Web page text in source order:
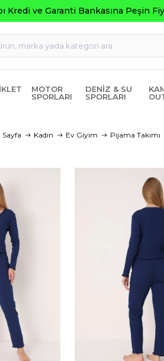
Peşin Fiyatına 6 Taksit
MOTOR
SPORLARI
DENIZ & SU
SPORLARI
Sayfa Kadın Ev Giyim Pijama Takımı